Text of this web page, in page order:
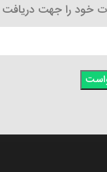
خود را جهت